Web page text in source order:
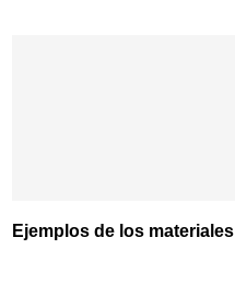
Ejemplos de los materiales